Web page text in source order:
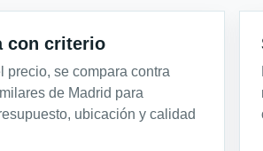
con criterio
precio, se compara contra
de Madrid para
ubicación y calidad